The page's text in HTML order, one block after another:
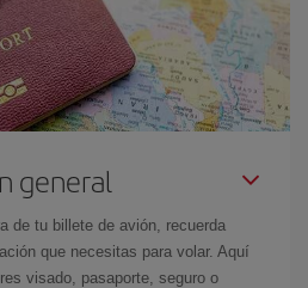
general
de tu billete de avión, recuerda
que necesitas para volar. Aquí
visado, pasaporte, seguro o